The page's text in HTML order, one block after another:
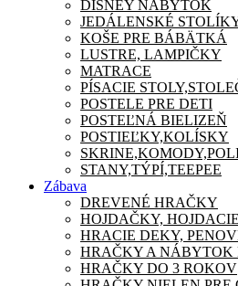
DISNEY NÁBYTOK
JEDÁLENSKÉ
KOŠE PRE BÁBÄTKÁ
LUSTRE, LAMPIČKY
MATRACE
PÍSACIE
POSTELE PRE DETI
POSTEĽNÁ BIELIZEŇ
POSTIEĽKY,KOLÍSKY
STANY,TÝPÍ,TEEPEE
Zábava
DREVENÉ HRAČKY
HOJDAČKY,
HRACIE DEKY,
HRAČKY A
HRAČKY DO 3 ROKOV